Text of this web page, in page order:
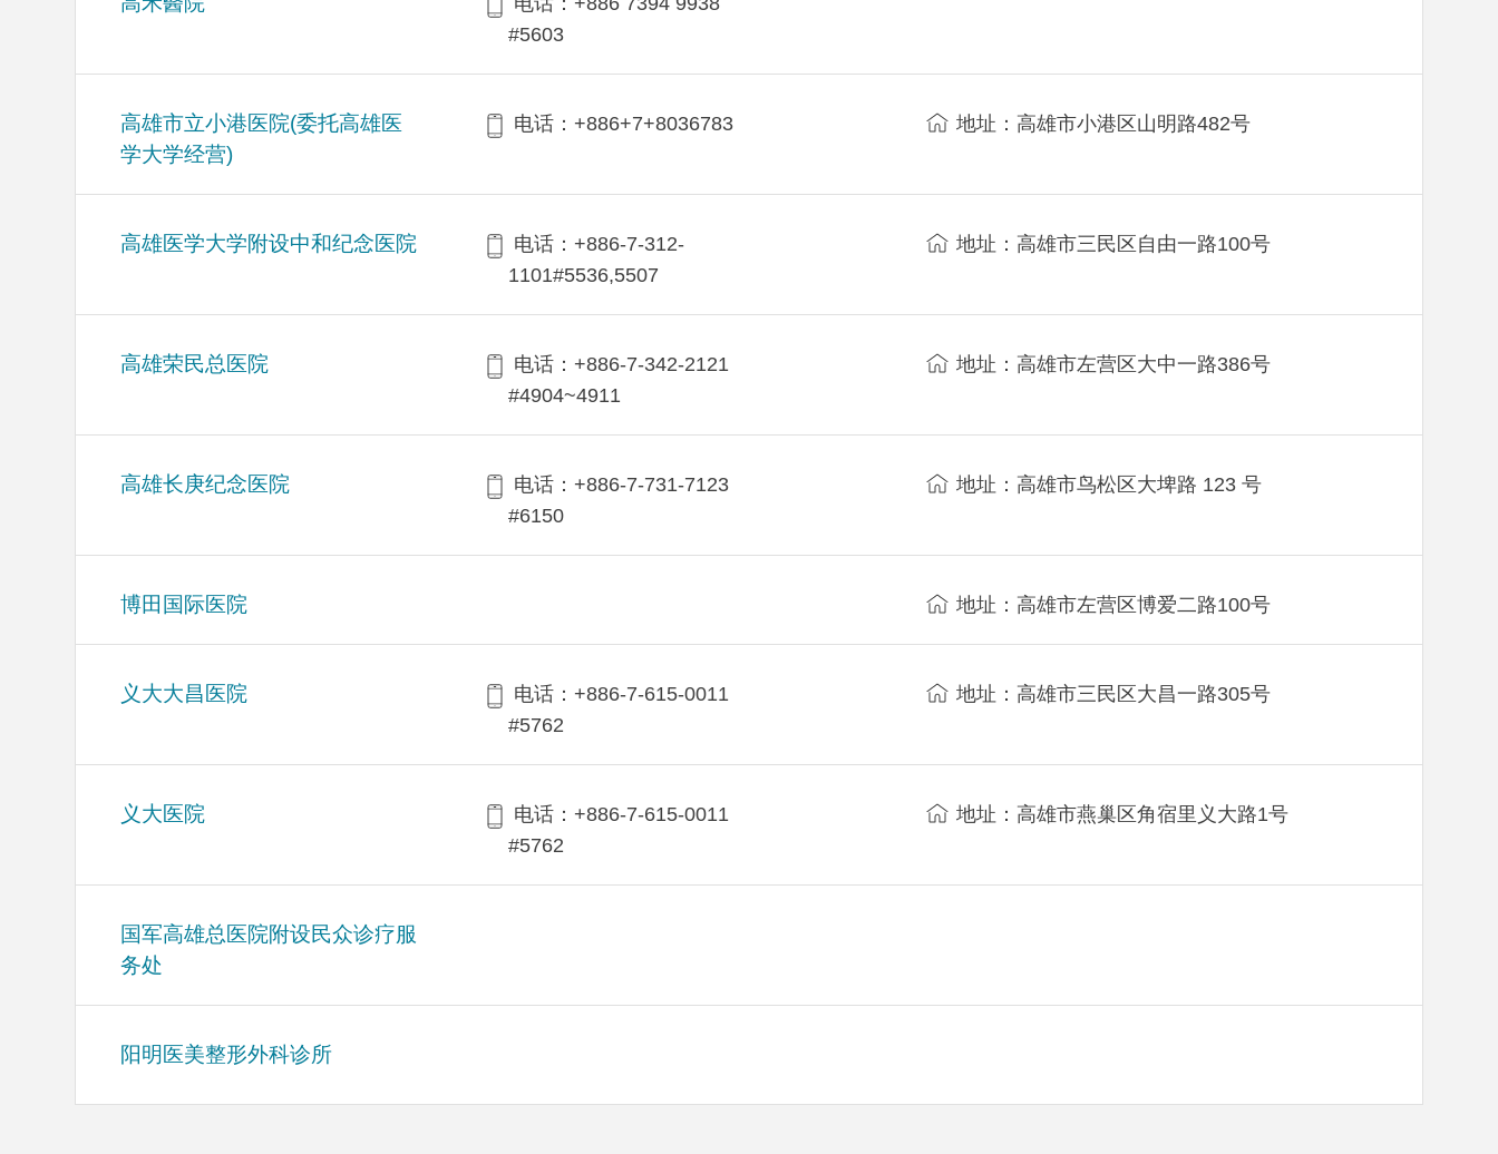
#5603
高雄市立小港医院(委托高雄医
学大学经营)
电话：+886+7+8036783 地址：高雄市小港区山明路482号
高雄医学大学附设中和纪念医院
电话：+886-7-312-
1101#5536,5507
地址：高雄市三民区自由一路100号
高雄荣民总医院
电话：+886-7-342-2121
#4904~4911
地址：高雄市左营区大中一路386号
高雄长庚纪念医院
电话：+886-7-731-7123
#6150
地址：高雄市鸟松区大埤路 123 号
博田国际医院 地址：高雄市左营区博爱二路100号
义大大昌医院
电话：+886-7-615-0011
#5762
地址：高雄市三民区大昌一路305号
义大医院
电话：+886-7-615-0011
#5762
地址：高雄市燕巢区角宿里义大路1号
国军高雄总医院附设民众诊疗服
务处
阳明医美整形外科诊所